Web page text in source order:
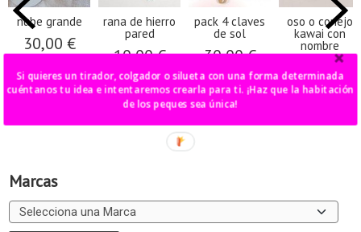
Marcas
nube grande
30,00 €
rana de hierro
pared
10,00 €
pack 4 claves
de sol
30,00 €
oso o conejo
kawai con
nombre
14,00 €
Si quieres un tirador, colgador o silueta con una forma determinada
cuéntanos tu idea e intentaremos crearla para ti. ¡Haz que la habitación
de los peques sea única!